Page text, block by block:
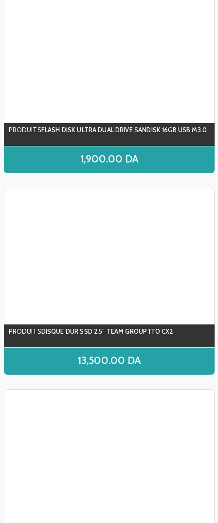
FLASH DISK ULTRA DUAL DRIVE SANDISK 16GB USB M3.0
1,900.00 DA
DISQUE DUR SSD 2.5” TEAM GROUP 1TO CX2
13,500.00 DA